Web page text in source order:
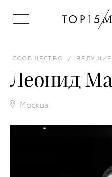
СООБЩЕСТВО / ВЕДУЩИЕ
Леонид
Москва